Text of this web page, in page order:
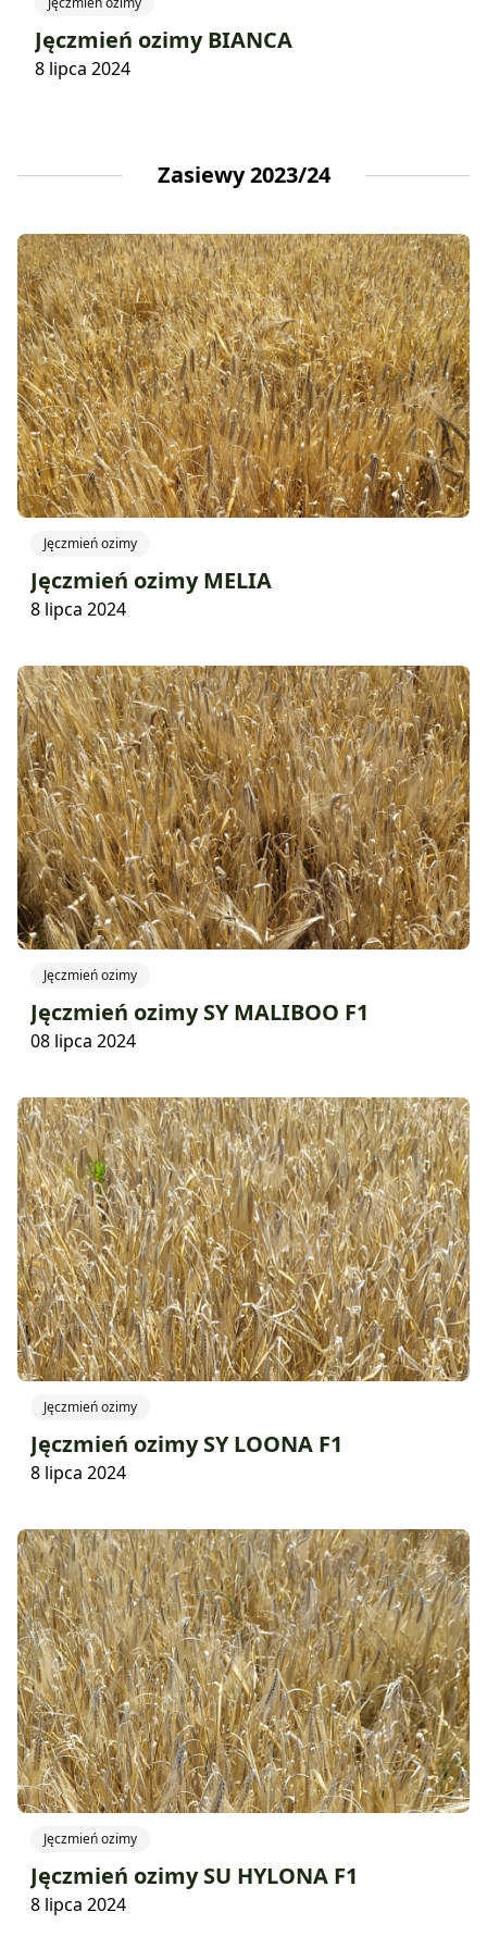
Jęczmień ozimy BIANCA
8 lipca 2024
Zasiewy 2023/24
Jęczmień ozimy
Jęczmień ozimy MELIA
8 lipca 2024
Jęczmień ozimy
Jęczmień ozimy SY MALIBOO F1
08 lipca 2024
Jęczmień ozimy
Jęczmień ozimy SY LOONA F1
8 lipca 2024
Jęczmień ozimy
Jęczmień ozimy SU HYLONA F1
8 lipca 2024